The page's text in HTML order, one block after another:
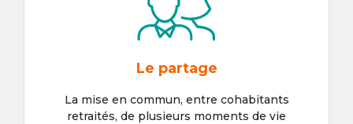
Le partage
La mise en commun, entre cohabitants
retraités, de plusieurs moments de vie